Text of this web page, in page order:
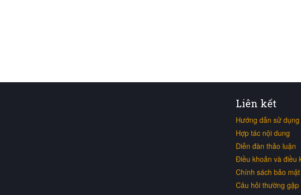
Liên kết
Hướng dẫn sử
Hợp tác nội dung
Diễn đàn thảo luận
Điều khoản và điều
Chính sách bảo
Câu hỏi thường gặp